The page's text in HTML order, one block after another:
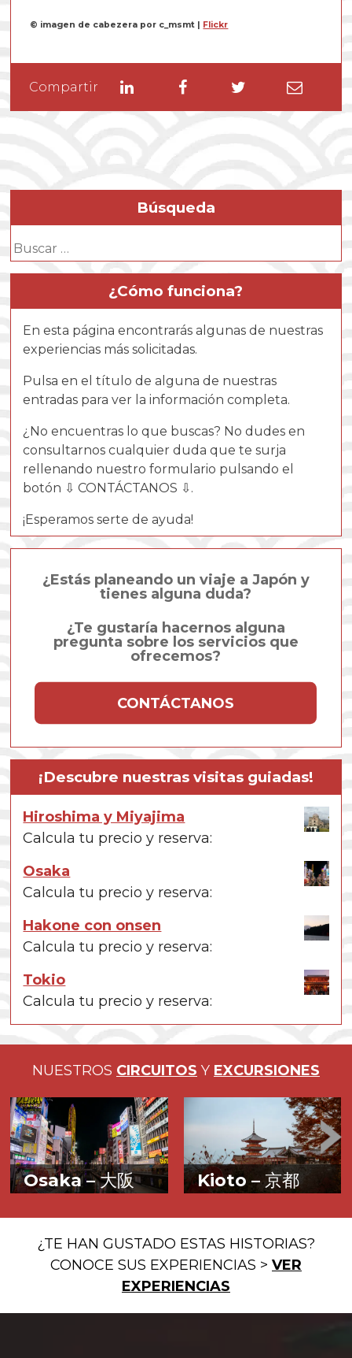
© imagen de cabezera por c_msmt | Flickr
Compartir LinkedinFacebookTwitterEnviar
por
email
Búsqueda
Buscar:
¿Cómo funciona?
En esta página encontrarás algunas de nuestras
experiencias más solicitadas.
Pulsa en el título de alguna de nuestras
entradas para ver la información completa.
¿No encuentras lo que buscas? No dudes en
consultarnos cualquier duda que te surja
rellenando nuestro formulario pulsando el
botón ⇩ CONTÁCTANOS ⇩.
¡Esperamos serte de ayuda!
¿Estás planeando un viaje a Japón y
tienes alguna duda?
¿Te gustaría hacernos alguna
pregunta sobre los servicios que
ofrecemos?
CONTÁCTANOS
¡Descubre nuestras visitas guiadas!
Hiroshima y Miyajima
Calcula tu precio y reserva:
Osaka
Calcula tu precio y reserva:
Hakone con onsen
Calcula tu precio y reserva:
Tokio
Calcula tu precio y reserva:
NUESTROS CIRCUITOS Y EXCURSIONES
Osaka –大阪
gastronomía
Kioto – 京都
elegancia
imperial
¿TE HAN GUSTADO ESTAS HISTORIAS?
CONOCE SUS EXPERIENCIAS > VER
EXPERIENCIAS